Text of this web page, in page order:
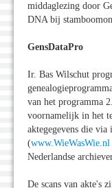
middaglezing door
DNA bij
GensDataPro
Ir. Bas Wilschut
van het programma
voornamelijk in het
aktegegevens die
(www.WieWasWie.nl
Nederlandse
De scans van akte's